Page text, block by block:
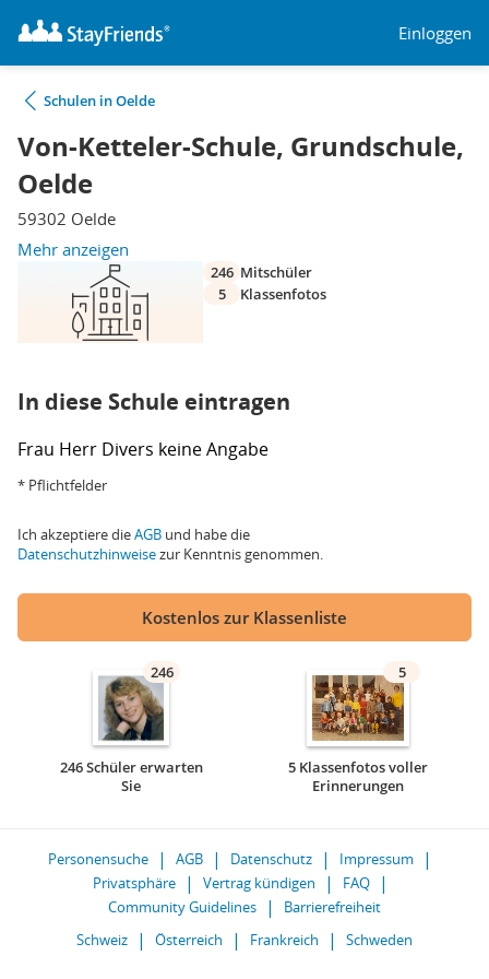
Einloggen
Schulen in Oelde
Von-Ketteler-Schule, Grundschule,
Oelde
59302 Oelde
Mehr anzeigen
246 Mitschüler
5
Klassenfotos
In diese Schule eintragen
Frau Herr Divers keine Angabe
* Pflichtfelder
Ich akzeptiere dieAGB und habe die
Datenschutzhinweisezur Kenntnis genommen.
Kostenlos zur Klassenliste
246
246 Schüler erwarten
Sie
5
5 Klassenfotos voller
Erinnerungen
Personensuche AGB Datenschutz
Impressum
Privatsphäre
Vertrag kündigen
FAQ
Community Guidelines
Barrierefreiheit
Schweiz
Österreich Frankreich Schweden